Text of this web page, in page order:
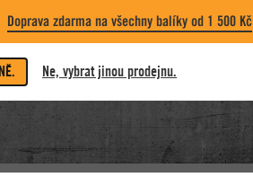
Doprava zdarma na všechny balíky od 1 500 Kč
Ne, vybrat jinou prodejnu.